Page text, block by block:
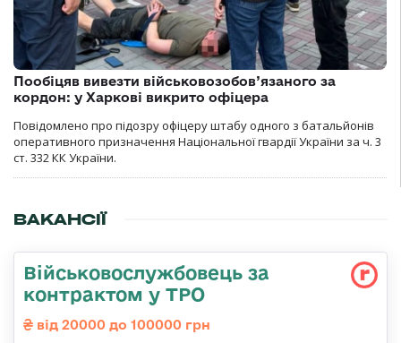
Пообіцяв вивезти військовозобов’язаного за
кордон: у Харкові викрито офіцера
Повідомлено про підозру офіцеру штабу одного з батальйонів
оперативного призначення Національної гвардії України за ч. 3
ст. 332 КК України.
ВАКАНСІЇ
Військовослужбовець за
контрактом у ТРО
від 20000 до 100000 грн